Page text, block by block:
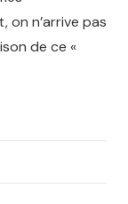
on n’arrive pas
de ce «